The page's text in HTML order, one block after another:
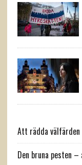
Att rädda
Den bruna pesten